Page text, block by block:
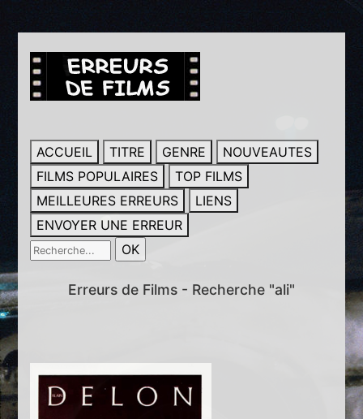
ACCUEIL TITRE GENRE
NOUVEAUTES
FILMS POPULAIRES
TOP FILMS
MEILLEURES ERREURS
LIENS
ENVOYER UNE ERREUR
Erreurs de Films - Recherche "ali"